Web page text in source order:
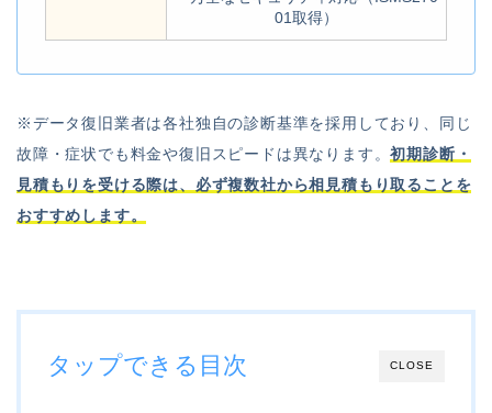
01取得）
※データ復旧業者は各社独自の診断基準を採用しており、同じ
故障・症状でも料金や復旧スピードは異なります。初期診断・
見積もりを受ける際は、必ず複数社から相見積もり取ることを
おすすめします。
CLOSE
タップできる目次